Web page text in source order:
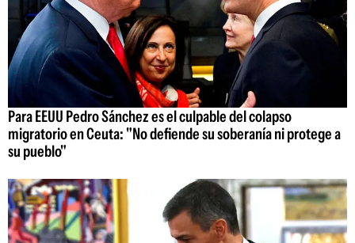
Para EEUU Pedro Sánchez es el culpable del colapso
migratorio en Ceuta: "No defiende su soberanía ni protege a
su pueblo"